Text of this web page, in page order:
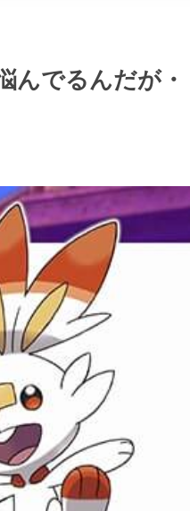
んでるんだが